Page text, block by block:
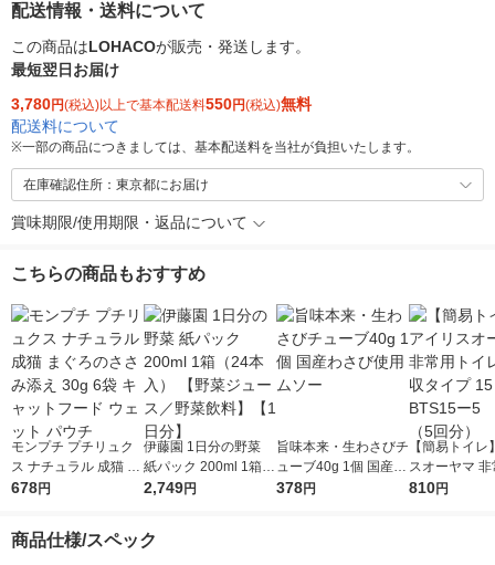
配送情報・送料について
この商品はLOHACOが販売・発送します。
最短翌日お届け
3,780円(税込)以上で基本配送料550円(税込)無料
配送料について
※一部の商品につきましては、基本配送料を当社が負担いたします。
在庫確認住所：東京都にお届け
賞味期限/使用期限・返品について
こちらの商品もおすすめ
モンプチ プチリュク
ス ナチュラル 成猫 ま
ぐろのささみ添え 30g
678円
伊藤園 1日分の野菜
紙パック 200ml 1箱
（24本入） 【野菜ジ
2,749円
旨味本来・生わさびチ
ューブ40g 1個 国産わ
さび使用 ムソー
378円
【簡易トイレ
スオーヤマ
イレ 超吸収
810円
商品仕様/スペック